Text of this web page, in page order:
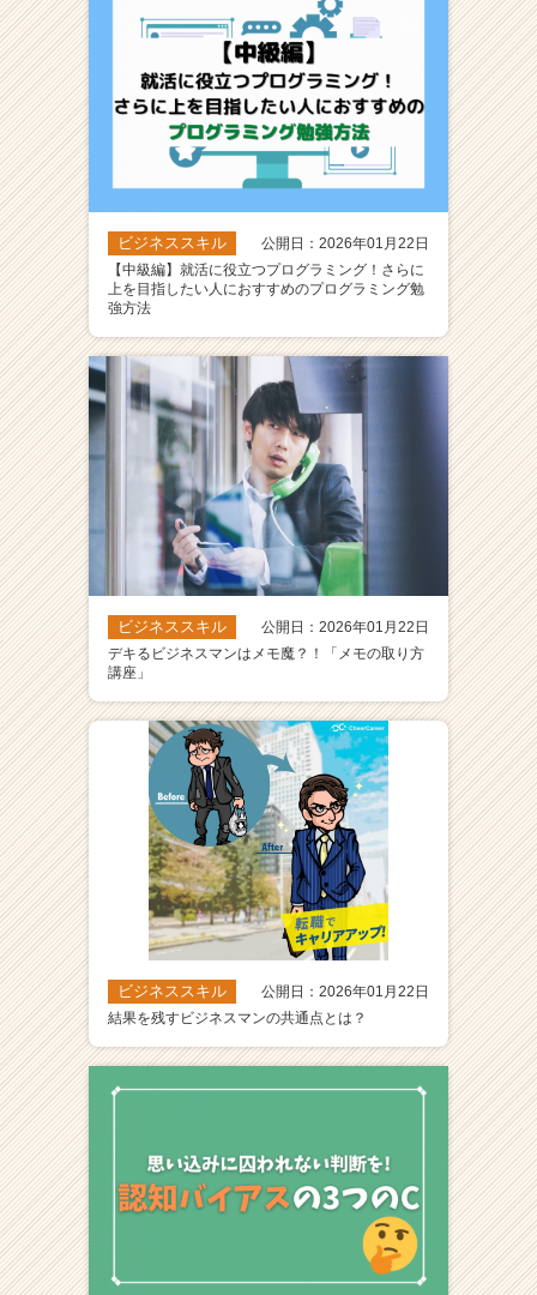
ビジネススキル
公開日：2026年01月22日
【中級編】就活に役立つプログラミング！さらに
上を目指したい人におすすめのプログラミング勉
強方法
ビジネススキル
公開日：2026年01月22日
デキるビジネスマンはメモ魔？！「メモの取り方
講座」
ビジネススキル
公開日：2026年01月22日
結果を残すビジネスマンの共通点とは？